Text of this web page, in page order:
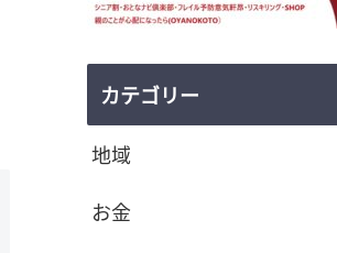
カテゴリー
地域
お金